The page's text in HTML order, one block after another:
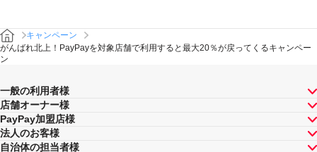
キャンペーン
がんばれ北上！PayPayを対象店舗で利用すると最大20％が戻ってくるキャンペー
ン
一般の利用者様
店舗オーナー様
PayPay加盟店様
法人のお客様
自治体の担当者様